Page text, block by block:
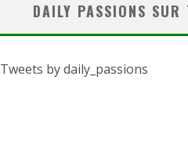
DAILY PASSIONS SUR
Tweets by daily_passions